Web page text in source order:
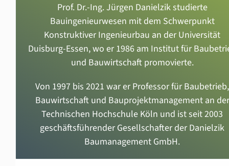
Prof. Dr.-Ing. Jürgen Danielzik studierte
Bauingenieurwesen mit dem Schwerpunkt
Konstruktiver Ingenieurbau an der Universität
Duisburg-Essen, wo er 1986 am Institut für
und Bauwirtschaft promovierte.
Von 1997 bis 2021 war er Professor für Baubetrieb,
Bauwirtschaft und Bauprojektmanagement an der
Technischen Hochschule Köln und ist seit 2003
geschäftsführender Gesellschafter der Danielzik
Baumanagement GmbH.